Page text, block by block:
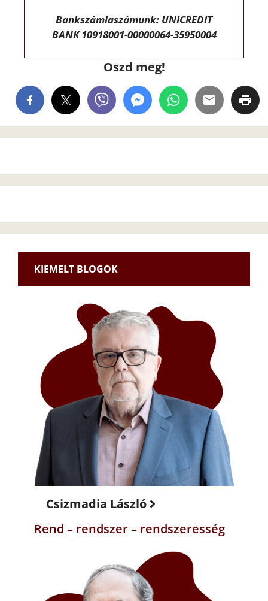
Bankszámlaszámunk: UNICREDIT
BANK 10918001-00000064-35950004
Oszd meg!
KIEMELT BLOGOK
Csizmadia László
Rend – rendszer – rendszeresség